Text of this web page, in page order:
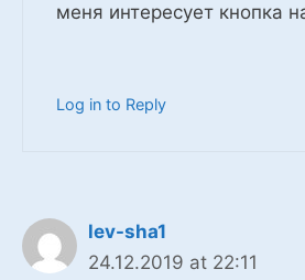
меня интересует кнопка
Log in to Reply
lev-sha1
24.12.2019 at 22:11